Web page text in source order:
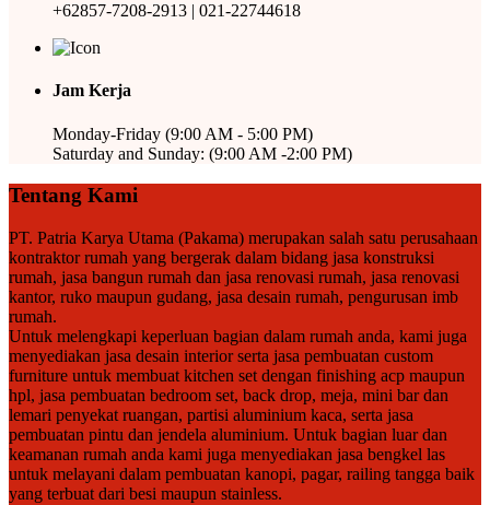
+62857-7208-2913 | 021-22744618
Jam Kerja
Monday-Friday (9:00 AM - 5:00 PM)
Saturday and Sunday: (9:00 AM -2:00 PM)
Tentang Kami
PT. Patria Karya Utama (Pakama) merupakan salah satu perusahaan
kontraktor rumah yang bergerak dalam bidang jasa konstruksi
rumah, jasa bangun rumah dan jasa renovasi rumah, jasa renovasi
kantor, ruko maupun gudang, jasa desain rumah, pengurusan imb
rumah.
Untuk melengkapi keperluan bagian dalam rumah anda, kami juga
menyediakan jasa desain interior serta jasa pembuatan custom
furniture untuk membuat kitchen set dengan finishing acp maupun
hpl, jasa pembuatan bedroom set, back drop, meja, mini bar dan
lemari penyekat ruangan, partisi aluminium kaca, serta jasa
pembuatan pintu dan jendela aluminium. Untuk bagian luar dan
keamanan rumah anda kami juga menyediakan jasa bengkel las
untuk melayani dalam pembuatan kanopi, pagar, railing tangga baik
yang terbuat dari besi maupun stainless.